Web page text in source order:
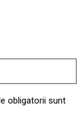
obligatorii sunt